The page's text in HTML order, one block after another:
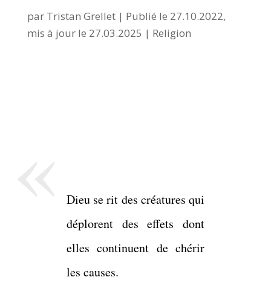
par Tristan Grellet| Publié le 27.10.2022,
mis à jour le 27.03.2025 | Religion
Dieu se rit des créatures qui
déplorent des effets dont
elles continuent de chérir
les causes.